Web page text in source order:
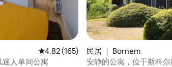
平均评分 4.82 分（满分 5 分），共 165
4.82 (165)
人单间公寓
民居 ｜ Bornem
安静的公寓，位于斯科尔